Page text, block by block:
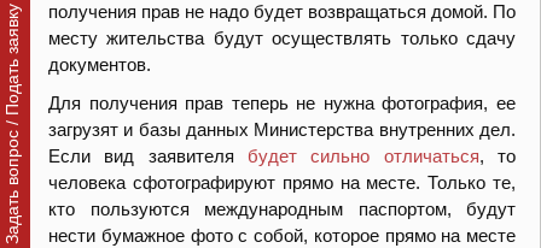
получения прав не надо будет возвращаться домой. По
месту жительства будут осуществлять только сдачу
документов.
Для получения прав теперь не нужна фотография, ее
загрузят и базы данных Министерства внутренних дел.
Если вид заявителя будет сильно отличаться, то
человека сфотографируют прямо на месте. Только те,
кто пользуются международным паспортом, будут
нести бумажное фото с собой, которое прямо на месте
Задать вопрос / Подать заявку